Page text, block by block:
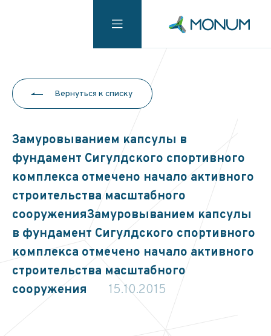
Вернуться к списку
Замуровыванием капсулы в
фундамент Сигулдского спортивного
комплекса отмечено начало активного
строительства масштабного
сооруженияЗамуровыванием капсулы
в фундамент Сигулдского спортивного
комплекса отмечено начало активного
строительства масштабного
сооружения
15.10.2015